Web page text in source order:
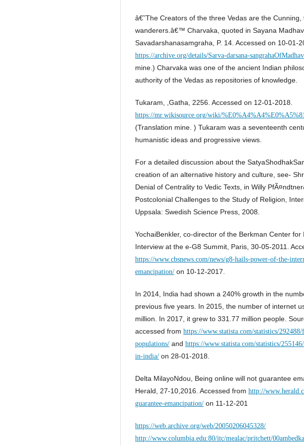
â€˜The Creators of the three Vedas are the
wanderers.â€™ Charvaka, quoted in Sayana
Savadarshanasamgraha, P. 14. Accessed on 10-01-
https://archive.org/details/Sarva-darsana-
mine.) Charvaka was one of the ancient Indian
authority of the Vedas as repositories of knowledge.
Tukaram, ,Gatha, 2256. Accessed on 12-01-2018.
https://mr.wikisource.org/wiki/
(Translation mine. ) Tukaram was a seventeenth
humanistic ideas and progressive views.
For a detailed discussion about the
creation of an alternative history and culture, see-
Denial of Centrality to Vedic Texts, in Willy
Postcolonial Challenges to the Study of Religion,
Uppsala: Swedish Science Press, 2008.
YochaiBenkler, co-director of the Berkman Center for
Interview at the e-G8 Summit, Paris, 30-05-2011.
https://www.cbsnews.com/news/g8-hails-power-of-the-
emancipation/ on 10-12-2017.
In 2014, India had shown a 240% growth in the
previous five years. In 2015, the number of internet
million. In 2017, it grew to 331.77 million people.
accessed from https://www.statista.com/statistics/
populations/ and https://www.statista.com/statistics/
in-india/ on 28-01-2018.
Delta MilayoNdou, Being online will not guarantee
Herald, 27-10,2016. Accessed from http://
guarantee-emancipation/ on 11-12-201
https://web.archive.org/web/20050206045328/
http://www.columbia.edu:80/itc/mealac/pritchett/